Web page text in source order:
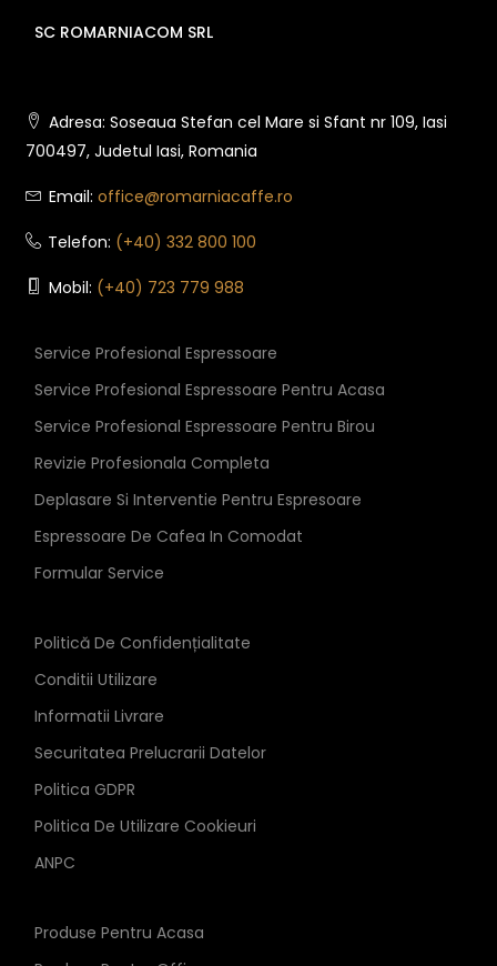
SC ROMARNIACOM SRL
Adresa: Soseaua Stefan cel Mare si Sfant nr 109, Iasi
700497, Judetul Iasi, Romania
Email: office@romarniacaffe.ro
Telefon: (+40) 332 800 100
Mobil: (+40) 723 779 988
Service Profesional Espressoare
Service Profesional Espressoare Pentru Acasa
Service Profesional Espressoare Pentru Birou
Revizie Profesionala Completa
Deplasare Si Interventie Pentru Espresoare
Espressoare De Cafea In Comodat
Formular Service
Politică De Confidențialitate
Conditii Utilizare
Informatii Livrare
Securitatea Prelucrarii Datelor
Politica GDPR
Politica De Utilizare Cookieuri
ANPC
Produse Pentru Acasa